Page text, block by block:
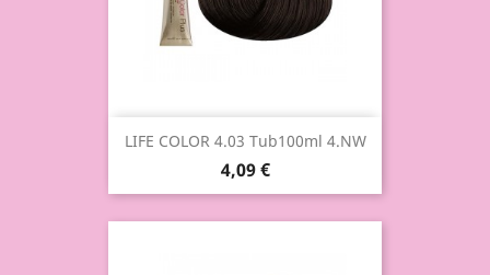
LIFE COLOR 4.03 Tub100ml 4.NW
4,09 €